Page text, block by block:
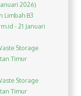
2026)
Limbah B3
- 21 Januari
Storage
Timur
Storage
Timur